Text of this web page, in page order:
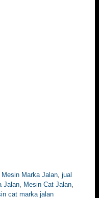
Mesin Marka Jalan, jual
Jalan, Mesin Cat Jalan,
cat marka jalan